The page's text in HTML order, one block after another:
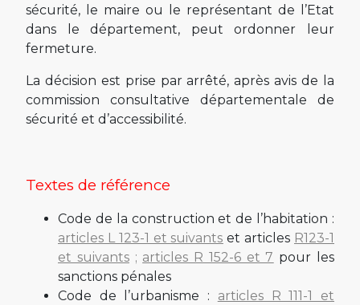
sécurité, le maire ou le représentant de l’Etat
dans le département, peut ordonner leur
fermeture.
La décision est prise par arrêté, après avis de la
commission consultative départementale de
sécurité et d’accessibilité.
Textes de référence
Code de la construction et de l’habitation :
articles L 123-1 et suivants et articles R123-1
et suivants; articles R 152-6 et 7 pour les
sanctions pénales
Code de l’urbanisme : articles R 111-1 et